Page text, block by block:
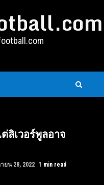
ลิเวอร์พูลอาจ
ยน 28, 2022 1 min read